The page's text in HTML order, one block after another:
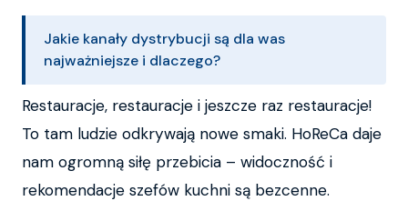
Jakie kanały dystrybucji są dla was
najważniejsze i dlaczego?
Restauracje, restauracje i jeszcze raz restauracje!
To tam ludzie odkrywają nowe smaki. HoReCa daje
nam ogromną siłę przebicia – widoczność i
rekomendacje szefów kuchni są bezcenne.